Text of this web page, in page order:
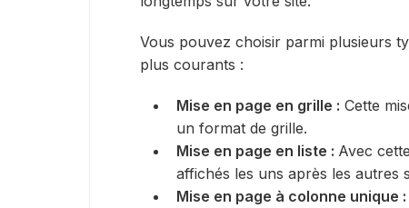
Vous pouvez choisir parmi plusieurs
plus courants :
Mise en page en grille : Cette
un format de grille.
Mise en page en liste : Avec
affichés les uns après les autres
Mise en page à colonne unique :